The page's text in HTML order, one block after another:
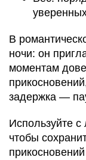
В
ночи: он
моментам
задержка —
Используйте с
чтобы